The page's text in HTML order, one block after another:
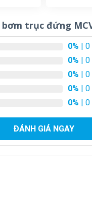
trục đứng
0% | 0
0% | 0
0% | 0
0% | 0
0% | 0
ĐÁNH GIÁ NGAY